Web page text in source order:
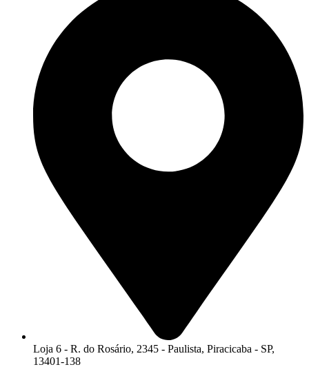
Loja 6 - R. do Rosário, 2345 - Paulista, Piracicaba - SP,
13401-138